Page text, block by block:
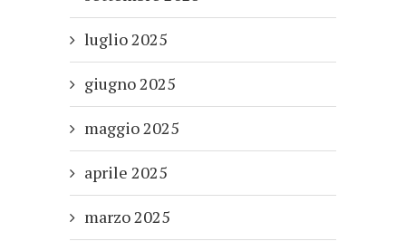
luglio 2025
giugno 2025
maggio 2025
aprile 2025
marzo 2025